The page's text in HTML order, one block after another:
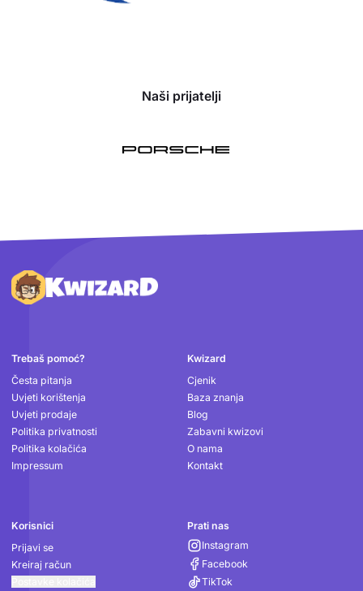
Naši prijatelji
Podnožje
Trebaš pomoć?
Česta pitanja
Uvjeti korištenja
Uvjeti prodaje
Politika privatnosti
Politika kolačića
Impressum
Kwizard
Cjenik
Baza znanja
Blog
Zabavni kwizovi
O nama
Kontakt
Korisnici
Prijavi se
Kreiraj račun
Prati nas
Instagram
Facebook
TikTok